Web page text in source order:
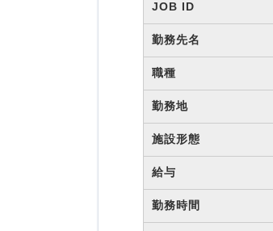
JOB ID
勤務先名
職種
勤務地
施設形態
給与
勤務時間